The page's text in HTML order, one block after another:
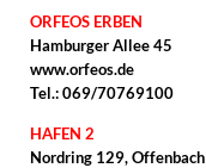
ORFEOS ERBEN
Hamburger Allee 45
www.orfeos.de
Tel.: 069/70769100
HAFEN 2
Nordring 129, Offenbach